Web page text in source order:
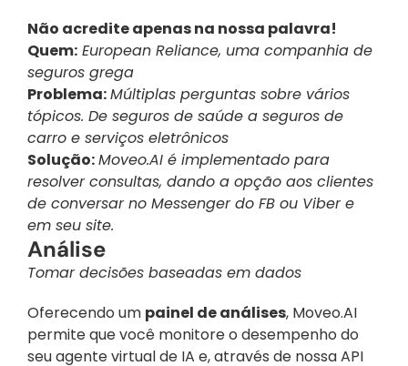
Não acredite apenas na nossa palavra!
Quem: European Reliance, uma companhia de
seguros grega
Problema:Múltiplas perguntas sobre vários
tópicos. De seguros de saúde a seguros de
carro e serviços eletrônicos
Solução:Moveo.AI é implementado para
resolver consultas, dando a opção aos clientes
de conversar no Messenger do FB ou Viber e
em seu site.
Análise
Tomar decisões baseadas em dados
Oferecendo um painel de análises, Moveo.AI
permite que você monitore o desempenho do
seu agente virtual de IA e, através de nossa API